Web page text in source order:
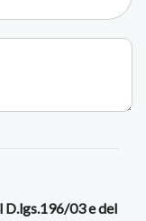
D.lgs.196/03 e del